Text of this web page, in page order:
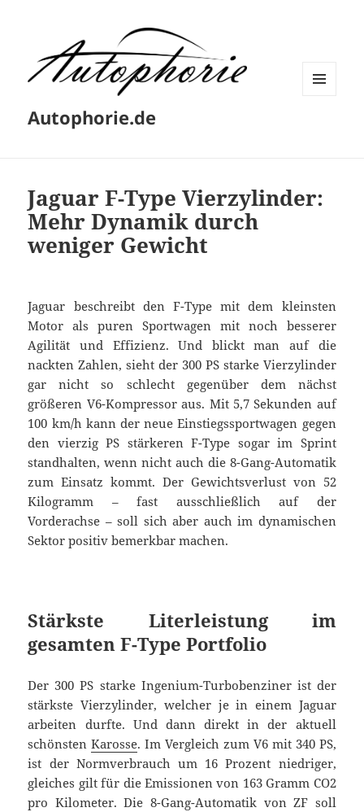
Autophorie.de
Jaguar F-Type Vierzylinder:
Mehr Dynamik durch
weniger Gewicht
Jaguar beschreibt den F-Type mit dem kleinsten
Motor als puren Sportwagen mit noch besserer
Agilität und Effizienz. Und blickt man auf die
nackten Zahlen, sieht der 300 PS starke Vierzylinder
gar nicht so schlecht gegenüber dem nächst
größeren V6-Kompressor aus. Mit 5,7 Sekunden auf
100 km/h kann der neue Einstiegssportwagen gegen
den vierzig PS stärkeren F-Type sogar im Sprint
standhalten, wenn nicht auch die 8-Gang-Automatik
zum Einsatz kommt. Der Gewichtsverlust von 52
Kilogramm – fast ausschließlich auf der
Vorderachse – soll sich aber auch im dynamischen
Sektor positiv bemerkbar machen.
Stärkste Literleistung im
gesamten F-Type Portfolio
Der 300 PS starke Ingenium-Turbobenziner ist der
stärkste Vierzylinder, welcher je in einem Jaguar
arbeiten durfte. Und dann direkt in der aktuell
schönstenKarosse. Im Vergleich zum V6 mit 340 PS,
ist der Normverbrauch um 16 Prozent niedriger,
gleiches gilt für die Emissionen von 163 Gramm CO2
pro Kilometer. Die 8-Gang-Automatik von ZF soll